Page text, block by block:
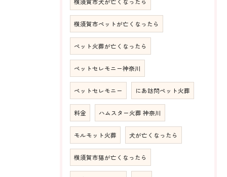
横須賀市ペットが亡くなったら
ペット火葬が亡くなったら
ペットセレモニー神奈川
ペットセレモニー にあ訪問ペット火葬
料金 ハムスター火葬 神奈川
モルモット火葬 犬が亡くなったら
横須賀市猫が亡くなったら